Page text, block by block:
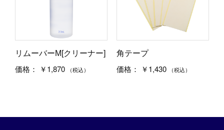
リムーバーM[クリーナー]
価格：
￥1,870 （税込）
角テープ
価格：
￥1,430 （税込）